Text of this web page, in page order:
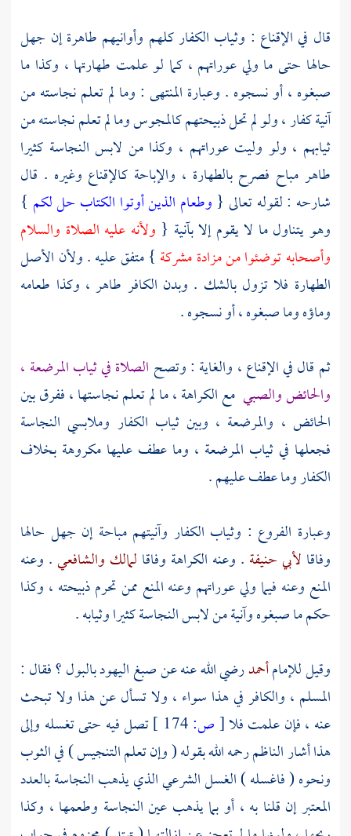
قال في الإقناع : وثياب الكفار كلهم وأوانيهم طاهرة إن جهل
حالها حتى ما ولي عوراتهم ، كما لو علمت طهارتها ، وكذا ما
صبغوه ، أو نسجوه . وعبارة المنتهى : وما لم تعلم نجاسته من
آنية كفار ، ولو لم تحل ذبيحتهم كالمجوس وما لم تعلم نجاسته من
ثيابهم ، ولو وليت عوراتهم ، وكذا من لابس النجاسة كثيرا
طاهر مباح فصرح بالطهارة ، والإباحة كالإقناع وغيره . قال
شارحه : لقوله تعالى { وطعام الذين أوتوا الكتاب حل لكم }
وهو يتناول ما لا يقوم إلا بآنية { ولأنه عليه الصلاة والسلام
وأصحابه توضئوا من مزادة مشركة } متفق عليه . ولأن الأصل
الطهارة فلا تزول بالشك . وبدن الكافر طاهر ، وكذا طعامه
وماؤه وما صبغوه ، أو نسجوه .
ثم قال في الإقناع ، والغاية : وتصح الصلاة في ثياب المرضعة ،
والحائض والصبي مع الكراهة ، ما لم تعلم نجاستها ، ففرق بين
الحائض ، والمرضعة ، وبين ثياب الكفار وملابسي النجاسة
فجعلها في ثياب المرضعة ، وما عطف عليها مكروهة بخلاف
الكفار وما عطف عليهم .
وعبارة الفروع : وثياب الكفار وآنيتهم مباحة إن جهل حالها
وفاقا لأبي حنيفة . وعنه الكراهة وفاقا لمالك والشافعي. وعنه
المنع وعنه فيما ولي عوراتهم وعنه المنع ممن تحرم ذبيحته ، وكذا
حكم ما صبغوه وآنية من لابس النجاسة كثيرا وثيابه .
وقيل للإمامأحمدرضي الله عنه عن صبغاليهودبالبول ؟ فقال :
المسلم ، والكافر في هذا سواء ، ولا تسأل عن هذا ولا تبحث
عنه ، فإن علمت فلا[ص:
تصل فيه حتى تغسله وإلى
هذا أشارالناظمرحمه الله بقوله ( وإن تعلم التنجيس ) في الثوب
ونحوه ( فاغسله ) الغسل الشرعي الذي يذهب النجاسة بالعدد
المعتبر إن قلنا به ، أو بما يذهب عين النجاسة وطعمها ، وكذا